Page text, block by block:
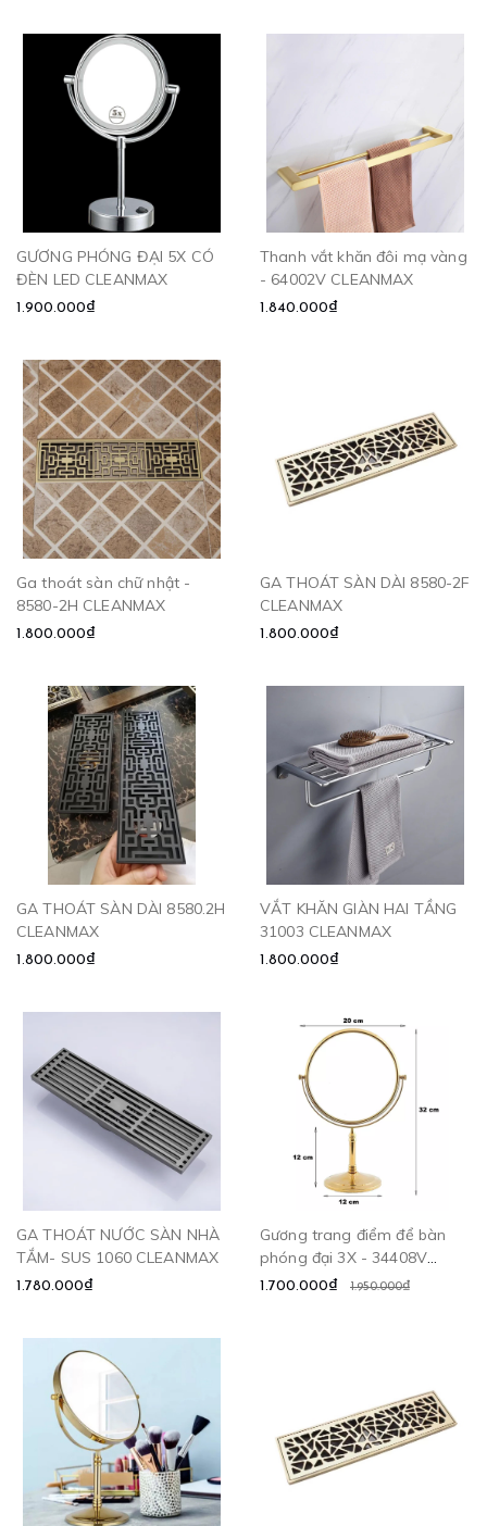
GƯƠNG PHÓNG ĐẠI 5X CÓ
ĐÈN LED CLEANMAX
1.900.000₫
Thanh vắt khăn đôi mạ vàng
- 64002V CLEANMAX
1.840.000₫
Ga thoát sàn chữ nhật -
8580-2H CLEANMAX
1.800.000₫
GA THOÁT SÀN DÀI 8580-2F
CLEANMAX
1.800.000₫
GA THOÁT SÀN DÀI 8580.2H
CLEANMAX
1.800.000₫
VẮT KHĂN GIÀN HAI TẦNG
31003 CLEANMAX
1.800.000₫
GA THOÁT NƯỚC SÀN NHÀ
TẮM- SUS 1060 CLEANMAX
1.780.000₫
Gương trang điểm để bàn
phóng đại 3X - 34408V
CLEANMAX
1.700.000₫ 1.950.000₫